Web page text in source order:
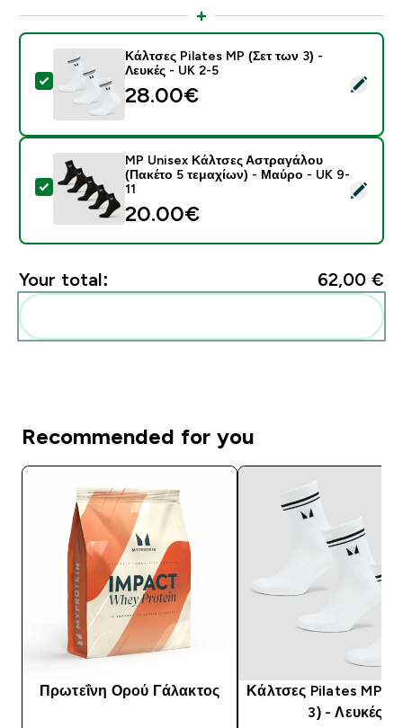
Select this product - Κάλτσες Pilates MP (Σετ των 3)
Κάλτσες Pilates MP (Σετ των 3) -
Λευκές - UK 2-5
28.00€‎
Select this product - MP Unisex Κάλτσες
MP Unisex Κάλτσες Αστραγάλου
(Πακέτο 5 τεμαχίων) - Μαύρο - UK 9-
11
20.00€‎
Your total: 62,00 €‎
Recommended for you
Πρωτεΐνη Ορού Γάλακτος
Κάλτσες Pilates MP
3) - Λευκές